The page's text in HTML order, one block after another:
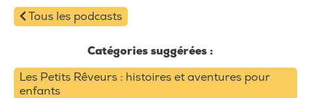
Tous les podcasts
Catégories suggérées :
Les Petits Rêveurs : histoires et aventures pour
enfants